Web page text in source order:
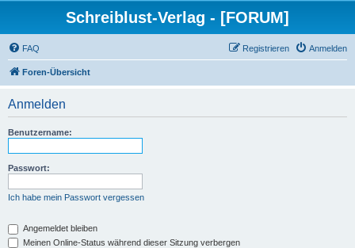
Schreiblust-Verlag - [FORUM]
FAQ Anmelden
Registrieren
Foren-Übersicht
Anmelden
Benutzername:
Passwort:
Ich habe mein Passwort vergessen
Angemeldet bleiben
Meinen Online-Status während dieser Sitzung verbergen